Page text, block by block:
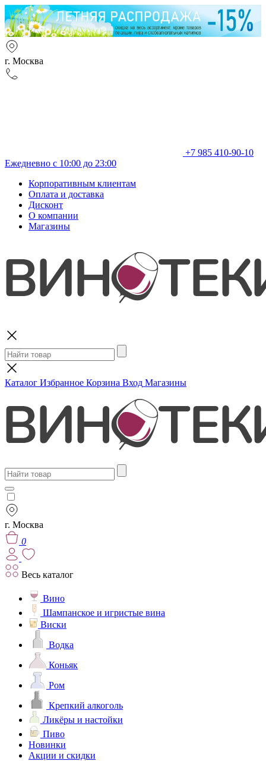
г. Москва
+7 985 410-90-10
Ежедневно с 10:00 до 23:00
Корпоративным клиентам
Оплата и доставка
Дисконт
О компании
Магазины
Каталог Избранное Корзина Вход Магазины
г. Москва
0
Весь каталог
Вино
Шампанское и игристые вина
Виски
Водка
Коньяк
Ром
Крепкий алкоголь
Ликёры и настойки
Пиво
Новинки
Акции и скидки